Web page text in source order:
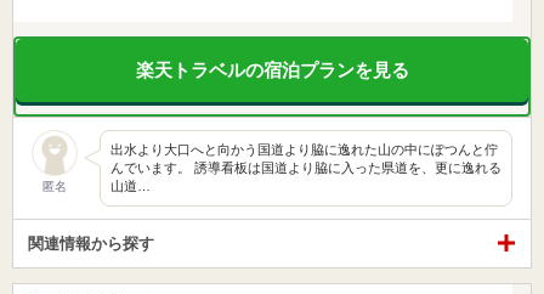
楽天トラベルの宿泊プランを見る
匿名
出水より大口へと向かう国道より脇に逸れた山の中にぽつんと佇
んでいます。 誘導看板は国道より脇に入った県道を、更に逸れる
山道…
関連情報から探す